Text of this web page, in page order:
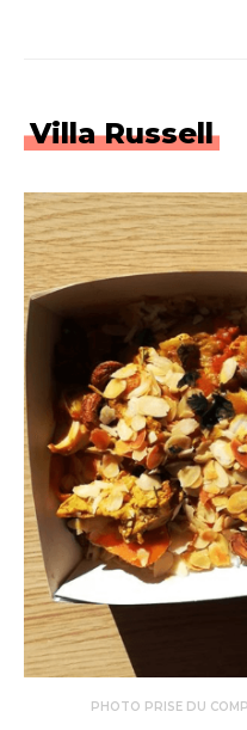
Villa Russell
PHOTO PRISE DU